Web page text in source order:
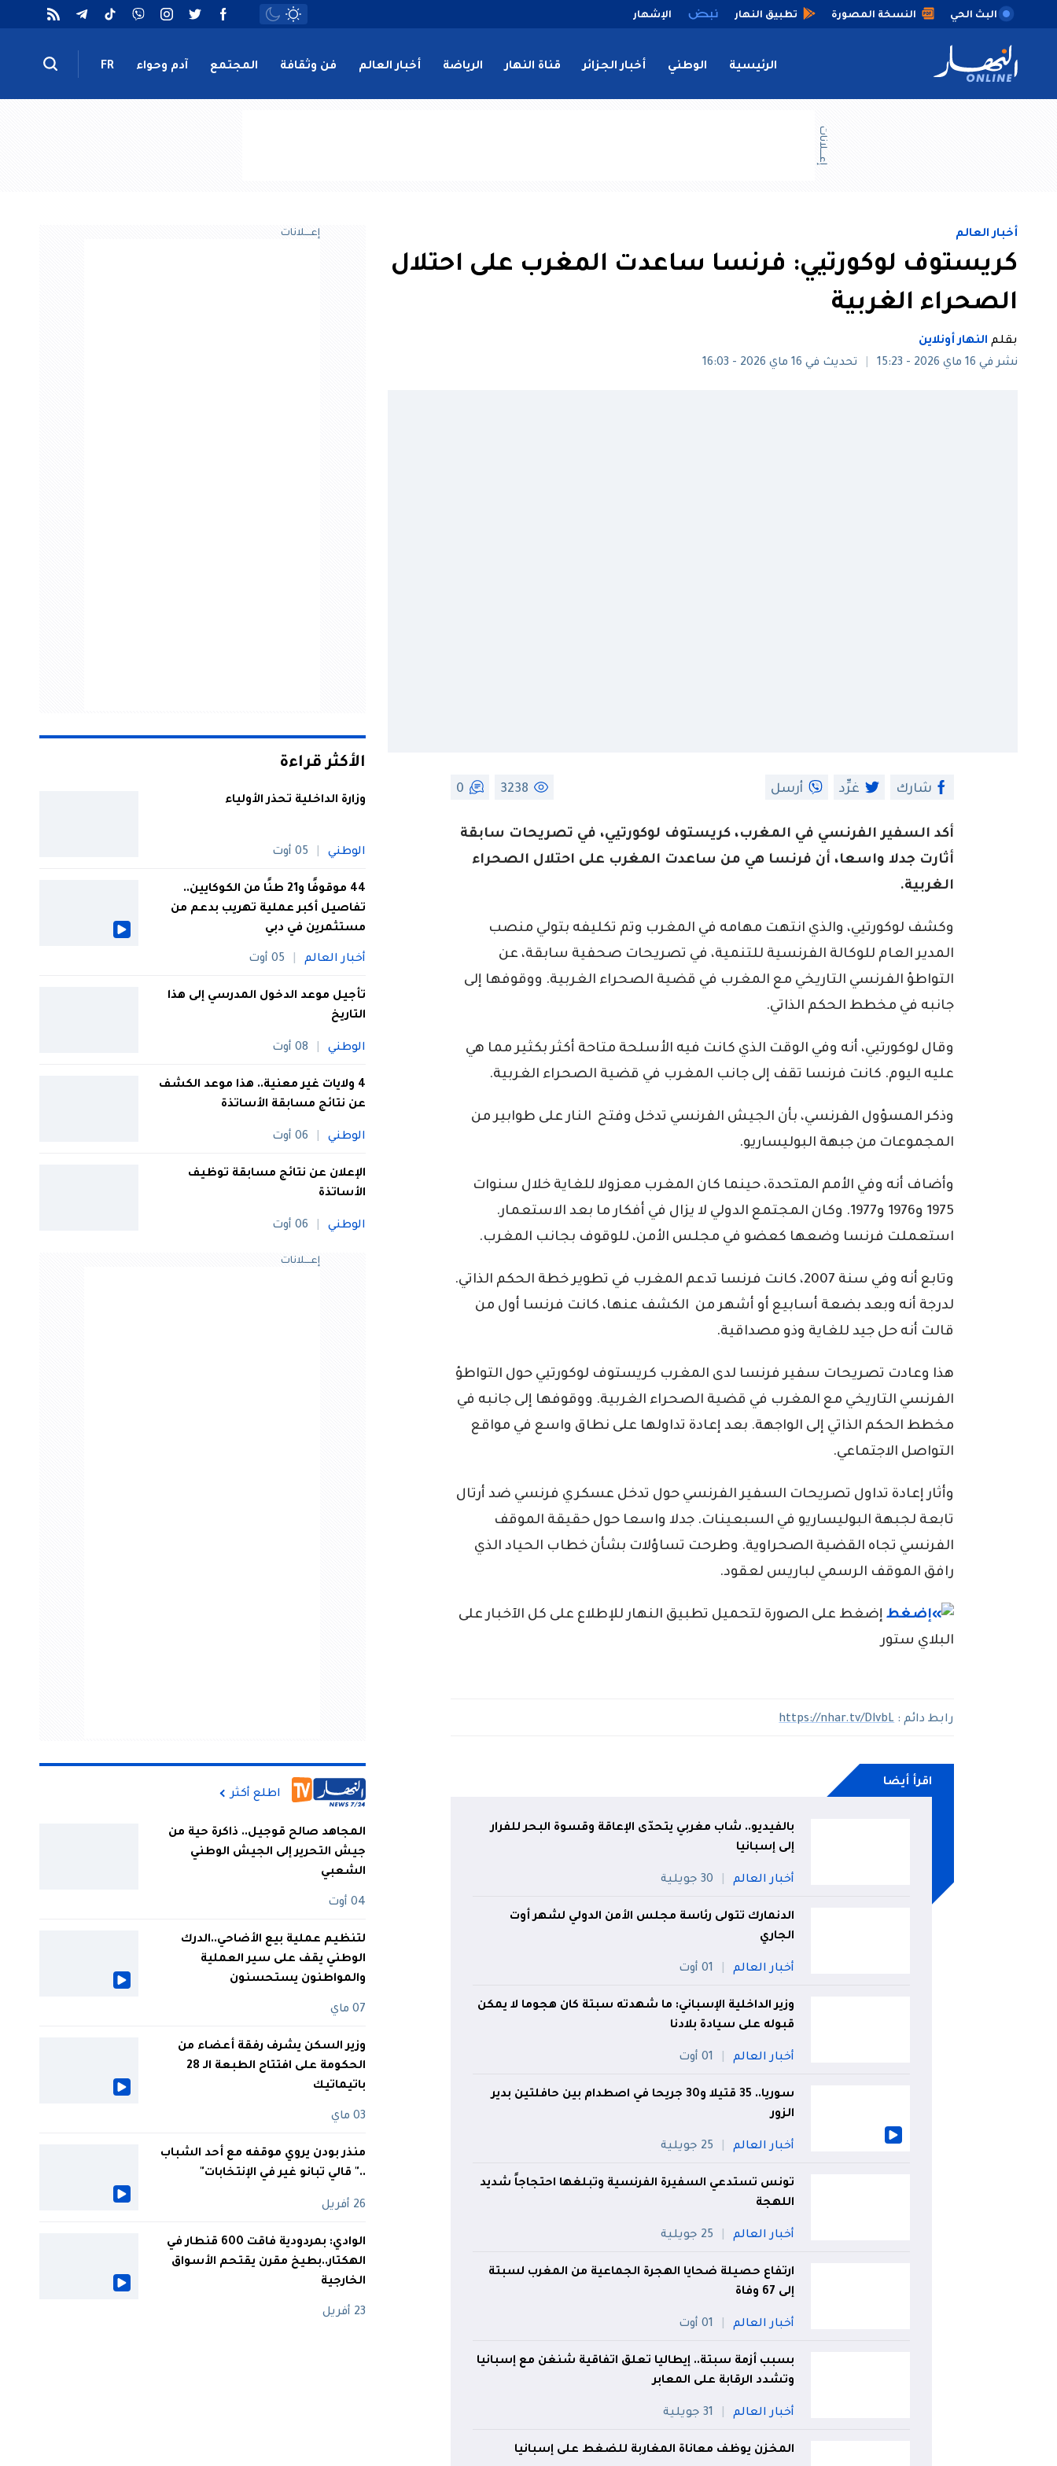
البث الحي النسخة المصورة تطبيق النهار الإشهار
الرئيسية الوطني أخبار الجزائر قناة النهار الرياضة أخبار العالم فن وثقافة المجتمع آدم وحواء FR
إعــــلانات
أخبار العالم
كريستوف لوكورتيي: فرنسا ساعدت المغرب على احتلال
الصحراء الغربية
بقلم النهار أونلاين
نشر في 16 ماي 2026 - 15:23
تحديث في 16 ماي 2026 - 16:03
شارك غرِّد أرسل 3238
0
أكد السفير الفرنسي في المغرب، كريستوف لوكورتيي، في تصريحات سابقة
أثارت جدلا واسعا، أن فرنسا هي من ساعدت المغرب على احتلال الصحراء
الغربية.
وكشف لوكورتيي، والذي انتهت مهامه في المغرب وتم تكليفه بتولي منصب
المدير العام للوكالة الفرنسية للتنمية، في تصريحات صحفية سابقة، عن
التواطؤ الفرنسي التاريخي مع المغرب في قضية الصحراء الغربية. ووقوفها إلى
جانبه في مخطط الحكم الذاتي.
وقال لوكورتيي، أنه وفي الوقت الذي كانت فيه الأسلحة متاحة أكثر بكثير مما هي
عليه اليوم. كانت فرنسا تقف إلى جانب المغرب في قضية الصحراء الغربية.
وذكر المسؤول الفرنسي، بأن الجيش الفرنسي تدخل وفتح النار على طوابير من
المجموعات من جبهة البوليساريو.
وأضاف أنه وفي الأمم المتحدة، حينما كان المغرب معزولا للغاية خلال سنوات
1975 و1976 و1977. وكان المجتمع الدولي لا يزال في أفكار ما بعد الاستعمار.
استعملت فرنسا وضعها كعضو في مجلس الأمن، للوقوف بجانب المغرب.
وتابع أنه وفي سنة 2007، كانت فرنسا تدعم المغرب في تطوير خطة الحكم الذاتي.
لدرجة أنه وبعد بضعة أسابيع أو أشهر من الكشف عنها، كانت فرنسا أول من
قالت أنه حل جيد للغاية وذو مصداقية.
هذا وعادت تصريحات سفير فرنسا لدى المغرب كريستوف لوكورتيي حول التواطؤ
الفرنسي التاريخي مع المغرب في قضية الصحراء الغربية. ووقوفها إلى جانبه في
مخطط الحكم الذاتي إلى الواجهة. بعد إعادة تداولها على نطاق واسع في مواقع
التواصل الاجتماعي.
وأثار إعادة تداول تصريحات السفير الفرنسي حول تدخل عسكري فرنسي ضد أرتال
تابعة لجبهة البوليساريو في السبعينات. جدلا واسعا حول حقيقة الموقف
الفرنسي تجاه القضية الصحراوية. وطرحت تساؤلات بشأن خطاب الحياد الذي
رافق الموقف الرسمي لباريس لعقود.
إضغط على الصورة لتحميل تطبيق النهار للإطلاع على كل الآخبار على
البلاي ستور
رابط دائم :https://nhar.tv/DlvbL
اقرأ أيضا
بالفيديو.. شاب مغربي يتحدّى الإعاقة وقسوة البحر للفرار
إلى إسبانيا
أخبار العالم 30 جويلية
الدنمارك تتولى رئاسة مجلس الأمن الدولي لشهر أوت
الجاري
أخبار العالم 01 أوت
وزير الداخلية الإسباني: ما شهدته سبتة كان هجوما لا يمكن
قبوله على سيادة بلادنا
أخبار العالم 01 أوت
سوريا.. 35 قتيلا و30 جريحا في اصطدام بين حافلتين بدير
الزور
أخبار العالم 25 جويلية
تونس تستدعي السفيرة الفرنسية وتبلغها احتجاجاً شديد
اللهجة
أخبار العالم 25 جويلية
ارتفاع حصيلة ضحايا الهجرة الجماعية من المغرب لسبتة
إلى 67 وفاة
أخبار العالم 01 أوت
بسبب أزمة سبتة.. إيطاليا تعلق اتفاقية شنغن مع إسبانيا
وتشدد الرقابة على المعابر
أخبار العالم 31 جويلية
المخزن يوظف معاناة المغاربة للضغط على إسبانيا
إعــــلانات
الأكثر قراءة
وزارة الداخلية تحذر الأولياء
الوطني 05 أوت
44 موقوفًا و21 طنًا من الكوكايين..
تفاصيل أكبر عملية تهريب بدعم من
مستثمرين في دبي
أخبار العالم 05 أوت
تأجيل موعد الدخول المدرسي إلى هذا
التاريخ
الوطني 08 أوت
4 ولايات غير معنية.. هذا موعد الكشف
عن نتائج مسابقة الأساتذة
الوطني 06 أوت
الإعلان عن نتائج مسابقة توظيف
الأساتذة
الوطني 06 أوت
إعــــلانات
اطلع أكثر
المجاهد صالح قوجيل.. ذاكرة حية من
جيش التحرير إلى الجيش الوطني
الشعبي
04 أوت
لتنظيم عملية بيع الأضاحي..الدرك
الوطني يقف على سير العملية
والمواطنون يستحسنون
07 ماي
وزير السكن يشرف رفقة أعضاء من
الحكومة على افتتاح الطبعة الـ 28
باتيماتيك
03 ماي
منذر بودن يروي موقفه مع أحد الشباب
.." قالي تبانو غير في الإنتخابات"
26 أفريل
الوادي: بمردودية فاقت 600 قنطار في
الهكتار..بطيخ مقرن يقتحم الأسواق
الخارجية
23 أفريل